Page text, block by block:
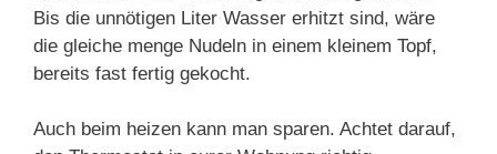
Bis die unnötigen Liter Wasser erhitzt sind, wäre
die gleiche menge Nudeln in einem kleinem Topf,
bereits fast fertig gekocht.
Auch beim heizen kann man sparen. Achtet darauf,